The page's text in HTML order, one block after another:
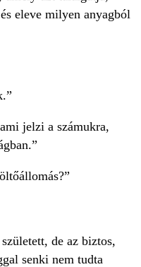
eleve milyen anyagból
jelzi a számukra,
de az biztos,
senki nem tudta